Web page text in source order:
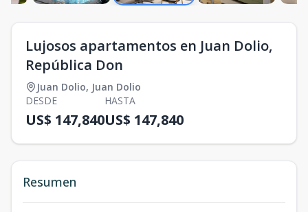
Lujosos apartamentos en Juan Dolio,
República Don
Juan Dolio, Juan Dolio
DESDE
US$ 147,840
HASTA
US$ 147,840
Resumen